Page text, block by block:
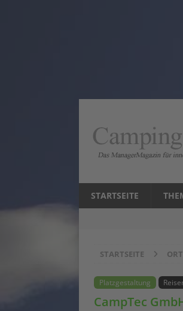
STARTSEITE
STARTSEITE
Platzgestaltung
CampTec